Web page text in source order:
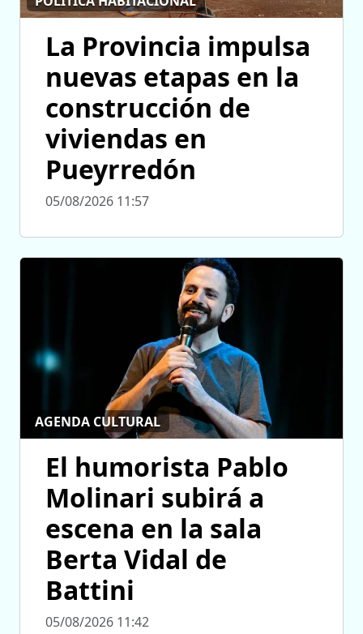
La Provincia impulsa
nuevas etapas en la
construcción de
viviendas en
Pueyrredón
05/08/2026 11:57
AGENDA CULTURAL
El humorista Pablo
Molinari subirá a
escena en la sala
Berta Vidal de
Battini
05/08/2026 11:42